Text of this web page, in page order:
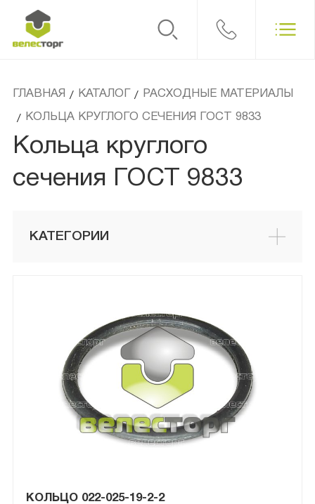
ГЛАВНАЯ / КАТАЛОГ / РАСХОДНЫЕ МАТЕРИАЛЫ
/ КОЛЬЦА КРУГЛОГО СЕЧЕНИЯ ГОСТ 9833
Кольца круглого
сечения ГОСТ 9833
КАТЕГОРИИ
КОЛЬЦО 022-025-19-2-2